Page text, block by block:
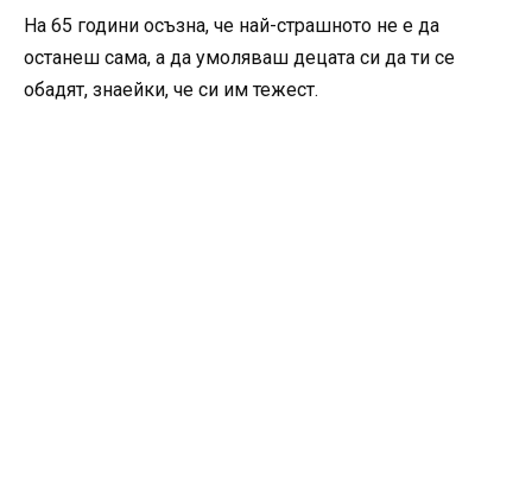
На 65 години осъзна, че най-страшното не е да
останеш сама, а да умоляваш децата си да ти се
обадят, знаейки, че си им тежест.